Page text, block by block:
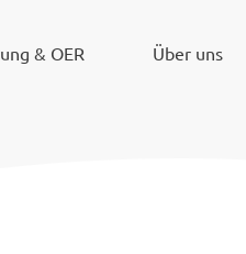
& OER Über uns